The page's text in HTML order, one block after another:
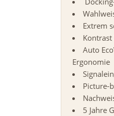
Extrem
Auto
Ergonomie
Picture-
5 Jahre